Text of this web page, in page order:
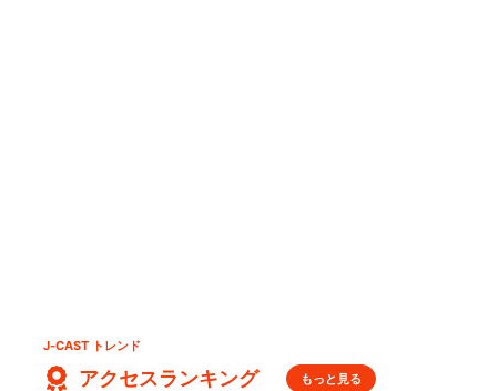
J-CAST トレンド
アクセスランキング もっと見る